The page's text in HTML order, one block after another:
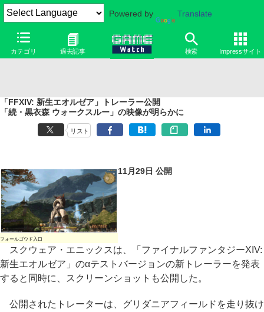
Powered by Translate
カテゴリ 過去記事 検索 Impressサイト
「FFXIV: 新生エオルゼア」トレーラー公開
「続・黒衣森 ウォークスルー」の映像が明らかに
リスト
フォールゴウド入口
11月29日 公開
スクウェア・エニックスは、「ファイナルファンタジーXIV:
新生エオルゼア」のαテストバージョンの新トレーラーを発表
すると同時に、スクリーンショットも公開した。
公開されたトレーターは、グリダニアフィールドを走り抜け